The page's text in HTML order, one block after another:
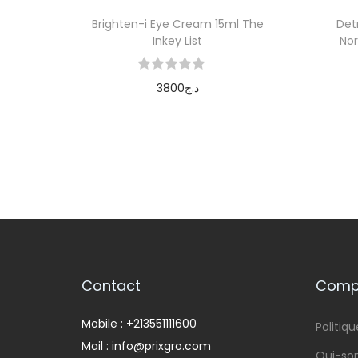
Brighten-i Eye Cream 15ml The
Inkey List
3800د.ج
Contact
Mobile : +213551111600
Mail : info@prixgro.com